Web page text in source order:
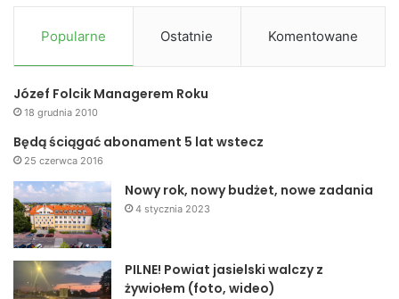
Popularne Ostatnie Komentowane
Józef Folcik Managerem Roku
18 grudnia 2010
Będą ściągać abonament 5 lat wstecz
25 czerwca 2016
Nowy rok, nowy budżet, nowe zadania
4 stycznia 2023
PILNE! Powiat jasielski walczy z
żywiołem (foto, wideo)